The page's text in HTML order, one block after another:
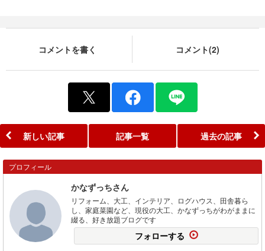
コメントを書く コメント(2)
新しい記事 記事一覧 過去の記事
プロフィール
かなずっちさん
リフォーム、大工、インテリア、ログハウス、田舎暮ら
し、家庭菜園など、現役の大工、かなずっちがわがままに
綴る、好き放題ブログです
フォローする